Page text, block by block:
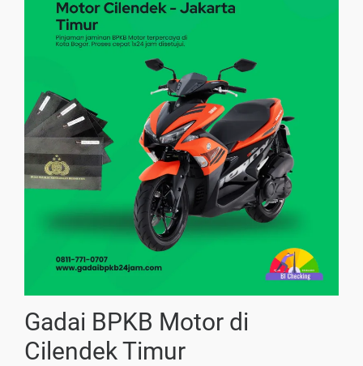
Gadai BPKB Motor di
Cilendek Timur